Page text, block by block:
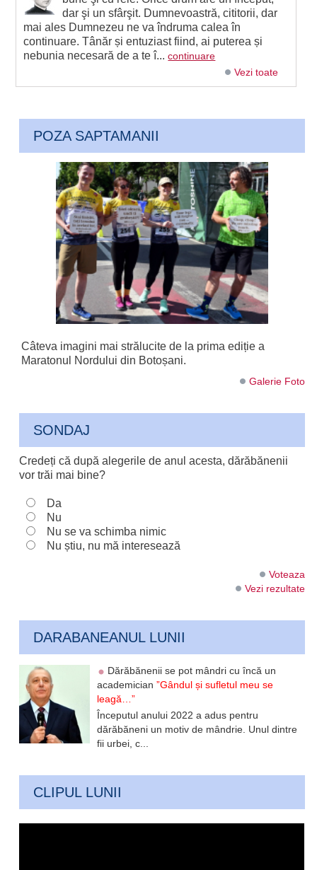
dar şi un sfârşit. Dumnevoastră, cititorii, dar
mai ales Dumnezeu ne va îndruma calea în
continuare. Tânăr și entuziast fiind, ai puterea și
nebunia necesară de a te î...continuare
Vezi toate
POZA SAPTAMANII
Câteva imagini mai strălucite de la prima ediție a
Maratonul Nordului din Botoșani.
Galerie Foto
SONDAJ
Credeți că după alegerile de anul acesta, dărăbănenii
vor trăi mai bine?
Da
Nu
Nu se va schimba nimic
Nu știu, nu mă interesează
Voteaza
Vezi rezultate
DARABANEANUL LUNII
Dărăbănenii se pot mândri cu încă un
academician”Gândul și sufletul meu se
leagă…”
Începutul anului 2022 a adus pentru
dărăbăneni un motiv de mândrie. Unul dintre
fii urbei, c...
CLIPUL LUNII